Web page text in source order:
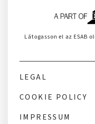
Látogasson el az ESAB
LEGAL
COOKIE POLICY
IMPRESSUM